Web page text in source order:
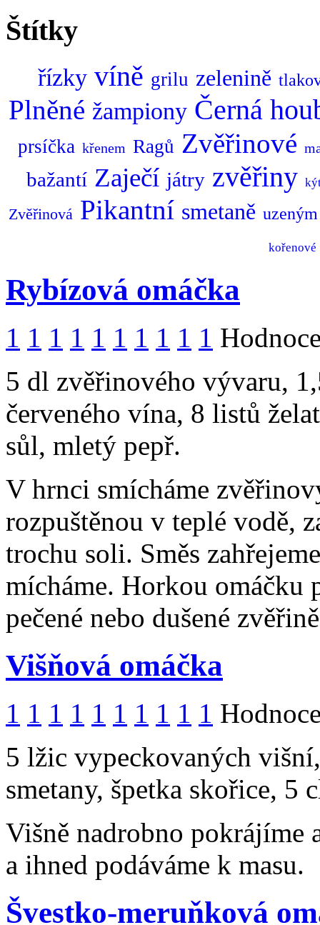
Štítky
řízky víně grilu zelenině
Plněné žampiony Černá
prsíčka křenem Ragů Zvěřinové
bažantí Zaječí játry zvěřiny
Zvěřinová Pikantní smetaně uzeným
kořenové
Rybízová omáčka
1 1 1 1 1 1 1 1 1 1
5 dl zvěřinového vývaru,
červeného vína, 8 listů
sůl, mletý pepř.
V hrnci smícháme
rozpuštěnou v teplé vodě,
trochu soli. Směs
mícháme. Horkou omáčku
pečené nebo dušené
Višňová omáčka
1 1 1 1 1 1 1 1 1 1
5 lžic vypeckovaných
smetany, špetka skořice, 5
Višně nadrobno pokrájíme
a ihned podáváme k masu.
Švestko-meruňková